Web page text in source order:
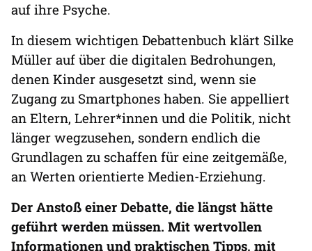
auf ihre Psyche.
In diesem wichtigen Debattenbuch klärt Silke
Müller auf über die digitalen Bedrohungen,
denen Kinder ausgesetzt sind, wenn sie
Zugang zu Smartphones haben. Sie appelliert
an Eltern, Lehrer*innen und die Politik, nicht
länger wegzusehen, sondern endlich die
Grundlagen zu schaffen für eine zeitgemäße,
an Werten orientierte Medien-Erziehung.
Der Anstoß einer Debatte, die längst hätte
geführt werden müssen. Mit wertvollen
Informationen und praktischen Tipps, mit